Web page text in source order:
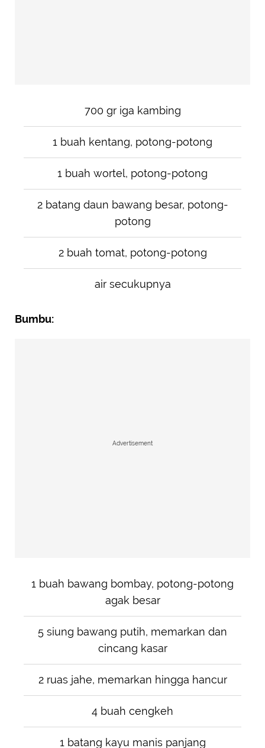
700 gr iga kambing
1 buah kentang, potong-potong
1 buah wortel, potong-potong
2 batang daun bawang besar, potong-
potong
2 buah tomat, potong-potong
air secukupnya
Bumbu:
Advertisement
1 buah bawang bombay, potong-potong
agak besar
5 siung bawang putih, memarkan dan
cincang kasar
2 ruas jahe, memarkan hingga hancur
4 buah cengkeh
1 batang kayu manis panjang